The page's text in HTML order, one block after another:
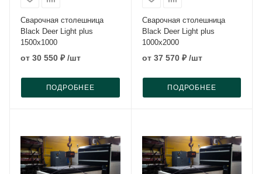
Сварочная столешница
Black Deer Light plus
1500x1000
от 30 550 ₽ /шт
ПОДРОБНЕЕ
Сварочная столешница
Black Deer Light plus
1000x2000
от 37 570 ₽ /шт
ПОДРОБНЕЕ